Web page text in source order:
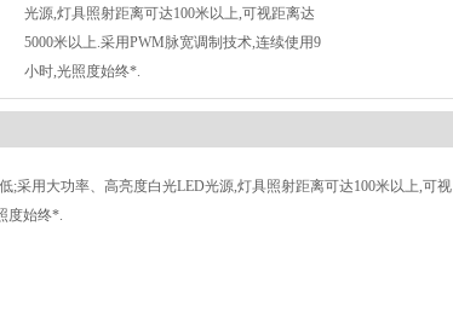
光源,灯具照射距离可达100米以上,可视距离达
5000米以上.采用PWM脉宽调制技术,连续使用9
小时,光照度始终*.
;采用大功率、高亮度白光LED光源,灯具照射距离可达100米以上,可视
度始终*.